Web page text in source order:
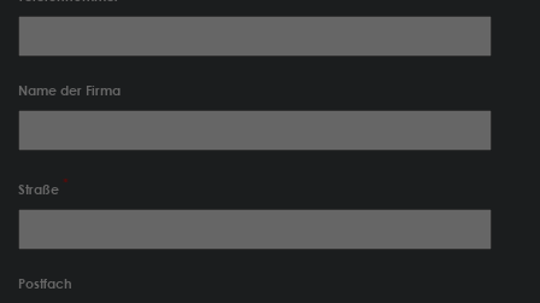
Name der Firma
Straße
Postfach